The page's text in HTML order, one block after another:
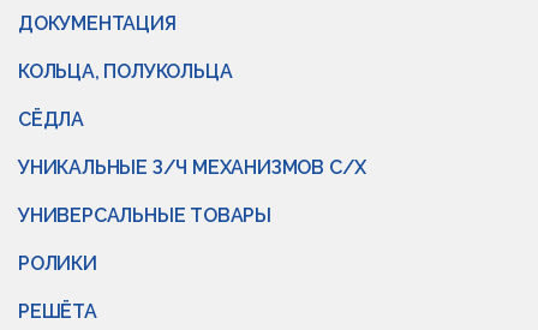
ДОКУМЕНТАЦИЯ
КОЛЬЦА, ПОЛУКОЛЬЦА
СЁДЛА
УНИКАЛЬНЫЕ З/Ч МЕХАНИЗМОВ С/Х
УНИВЕРСАЛЬНЫЕ ТОВАРЫ
РОЛИКИ
РЕШЁТА